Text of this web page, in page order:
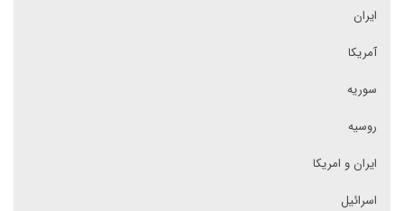
ایران
آمریکا
سوریه
روسیه
ایران و امریکا
اسرائیل